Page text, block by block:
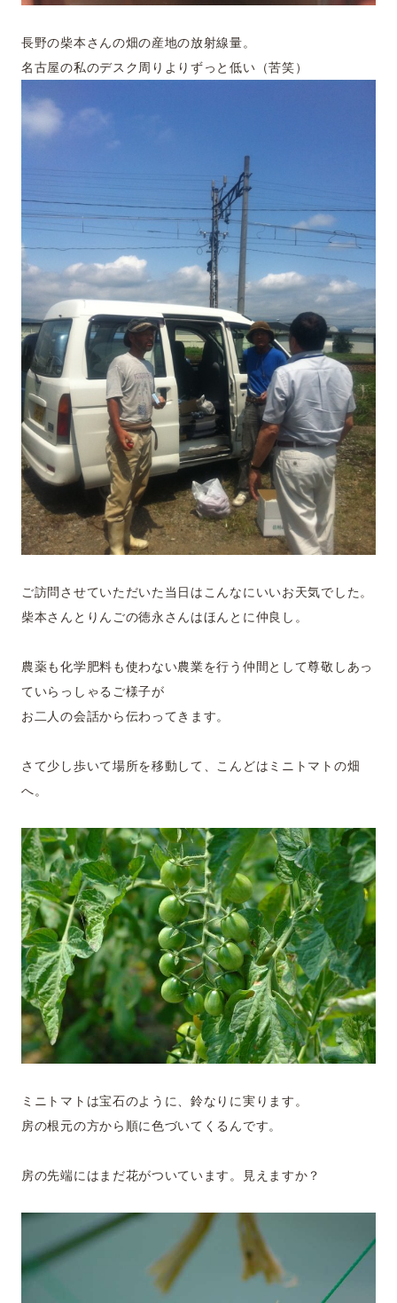
長野の柴本さんの畑の産地の放射線量。
名古屋の私のデスク周りよりずっと低い（苦笑）
ご訪問させていただいた当日はこんなにいいお天気でした。
柴本さんとりんごの徳永さんはほんとに仲良し。
農薬も化学肥料も使わない農業を行う仲間として尊敬しあっ
ていらっしゃるご様子が
お二人の会話から伝わってきます。
さて少し歩いて場所を移動して、こんどはミニトマトの畑
へ。
ミニトマトは宝石のように、鈴なりに実ります。
房の根元の方から順に色づいてくるんです。
房の先端にはまだ花がついています。見えますか？